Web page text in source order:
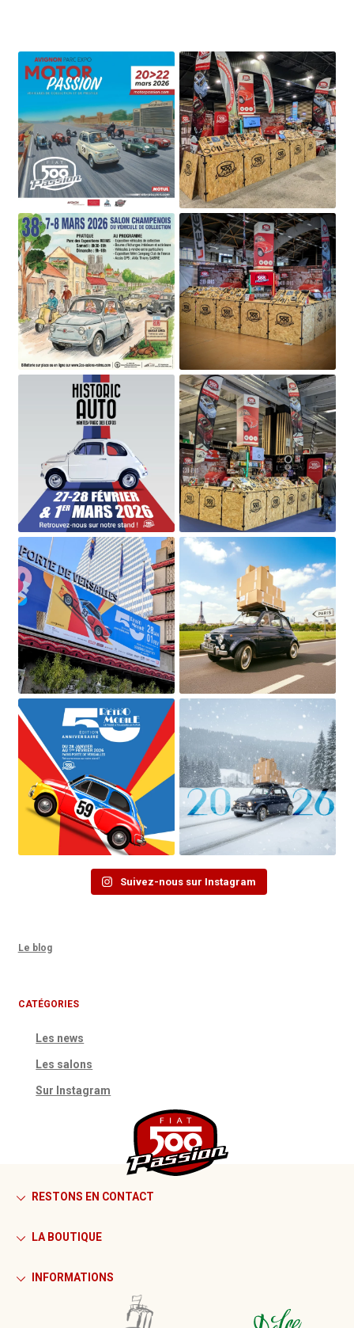
Suivez-nous sur Instagram
Le blog
CATÉGORIES
Les news
Les salons
Sur Instagram
RESTONS EN CONTACT
LA BOUTIQUE
INFORMATIONS